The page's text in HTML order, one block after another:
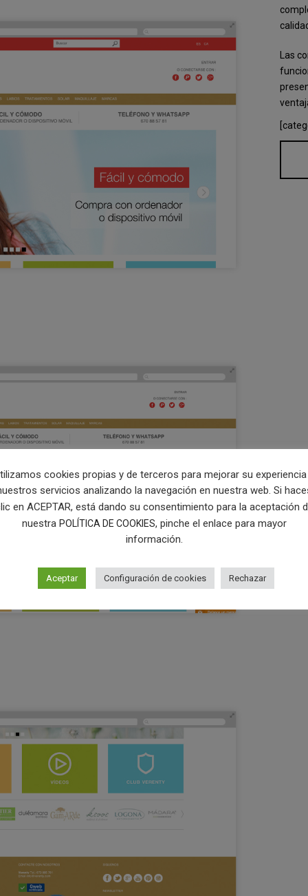
Las
cookies propias y de terceros para mejorar su
servicios analizando la navegación en nuestra web. Si
en ACEPTAR, está dando su consentimiento para la aceptación
nuestra POLÍTICA DE COOKIES, pinche el enlace para mayor
información.
Aceptar Configuración de cookies Rechazar